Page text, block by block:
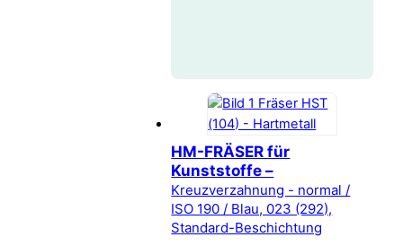
HM-FRÄSER für
Kunststoffe –
Kreuzverzahnung - normal /
ISO 190 / Blau, 023 (292),
Standard-Beschichtung